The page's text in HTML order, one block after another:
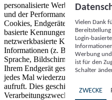
personalisierte Werbung und
und der Performance von
Cookies, Endgeräte- oder
basierte Kennungen, zufällig
netzwerkbasierte Kennungen)
Informationen (z. B. Browsertyp
Sprache, Bildschirmgröße,
Ihrem Endgerät gespeichert oder
jedes Mal wiederzuerkennen,
aufruft. Dies geschieht für einen
Verarbeitungszwecke.
Vielen Dank
Login-
Werbung
ist für den
Schalter
ZWECKE